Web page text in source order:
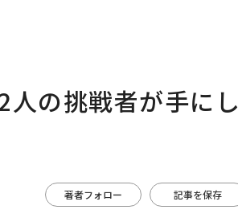
の挑戦者が手にし
著者フォロー 記事を保存